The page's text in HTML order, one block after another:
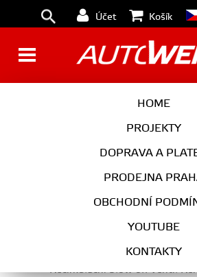
Účet Košík
HOME
PROJEKTY
DOPRAVA A
PRODEJNA
OBCHODNÍ
YOUTUBE
KONTAKTY
MOTOR
Recirkulační blow off ventil